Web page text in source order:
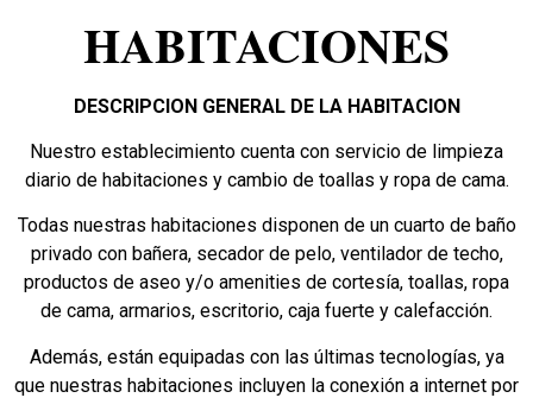
HABITACIONES
DESCRIPCION GENERAL DE LA HABITACION
Nuestro establecimiento cuenta con servicio de limpieza
diario de habitaciones y cambio de toallas y ropa de cama.
Todas nuestras habitaciones disponen de un cuarto de baño
privado con bañera, secador de pelo, ventilador de techo,
productos de aseo y/o amenities de cortesía, toallas, ropa
de cama, armarios, escritorio, caja fuerte y calefacción.
Además, están equipadas con las últimas tecnologías, ya
que nuestras habitaciones incluyen la conexión a internet por